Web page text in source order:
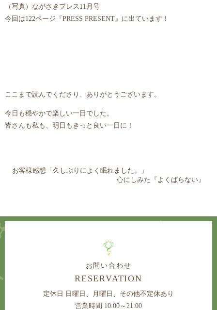
（写真）ながさきプレス11月号
今回は122ページ『PRESS PRESENT』に出ています！
ここまで読んでくださり、ありがとうございます。
今日も穏やかで楽しい一日でした。
皆さんも私も、明日もきっと良い一日に！
お客様感想「久しぶりによく眠れました。」
心にしみた『よくばらない』
お問い合わせ
RESERVATION
定休日 日曜日、月曜日、その他不定休あり
営業時間 10:00～21:00